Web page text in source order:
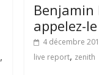
,
Benjamin
appelez-
4 décembre
live report, zenith